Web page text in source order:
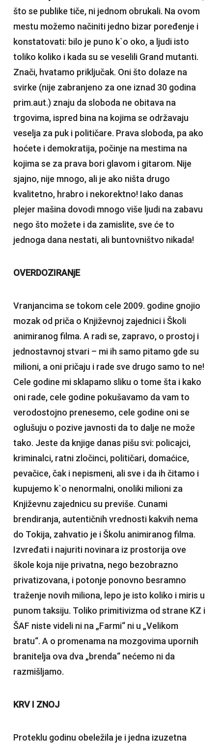
što se publike tiče, ni jednom obrukali. Na ovom
mestu možemo načiniti jedno bizar poređenje i
konstatovati: bilo je puno k`o oko, a ljudi isto
toliko koliko i kada su se veselili Grand mutanti.
Znači, hvatamo priključak. Oni što dolaze na
svirke (nije zabranjeno za one iznad 30 godina
prim.aut.) znaju da sloboda ne obitava na
trgovima, ispred bina na kojima se održavaju
veselja za puk i političare. Prava sloboda, pa ako
hoćete i demokratija, počinje na mestima na
kojima se za prava bori glavom i gitarom. Nije
sjajno, nije mnogo, ali je ako ništa drugo
kvalitetno, hrabro i nekorektno! Iako danas
plejer mašina dovodi mnogo više ljudi na zabavu
nego što možete i da zamislite, sve će to
jednoga dana nestati, ali buntovništvo nikada!
OVERDOZIRANjE
Vranjancima se tokom cele 2009. godine gnojio
mozak od priča o Književnoj zajednici i Školi
animiranog filma. A radi se, zapravo, o prostoj i
jednostavnoj stvari – mi ih samo pitamo gde su
milioni, a oni pričaju i rade sve drugo samo to ne!
Cele godine mi sklapamo sliku o tome šta i kako
oni rade, cele godine pokušavamo da vam to
verodostojno prenesemo, cele godine oni se
oglušuju o pozive javnosti da to dalje ne može
tako. Jeste da knjige danas pišu svi: policajci,
kriminalci, ratni zločinci, političari, domaćice,
pevačice, čak i nepismeni, ali sve i da ih čitamo i
kupujemo k`o nenormalni, onoliki milioni za
Književnu zajednicu su previše. Cunami
brendiranja, autentičnih vrednosti kakvih nema
do Tokija, zahvatio je i Školu animiranog filma.
Izvređati i najuriti novinara iz prostorija ove
škole koja nije privatna, nego bezobrazno
privatizovana, i potonje ponovno besramno
traženje novih miliona, lepo je isto koliko i miris u
punom taksiju. Toliko primitivizma od strane KZ i
ŠAF niste videli ni na „Farmi“ ni u „Velikom
bratu“. A o promenama na mozgovima upornih
branitelja ova dva „brenda“ nećemo ni da
razmišljamo.
KRV I ZNOJ
Proteklu godinu obeležila je i jedna izuzetna